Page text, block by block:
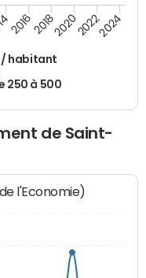
/ habitant
250 à 500
20162018202020222024
de Saint-
l'Economie)